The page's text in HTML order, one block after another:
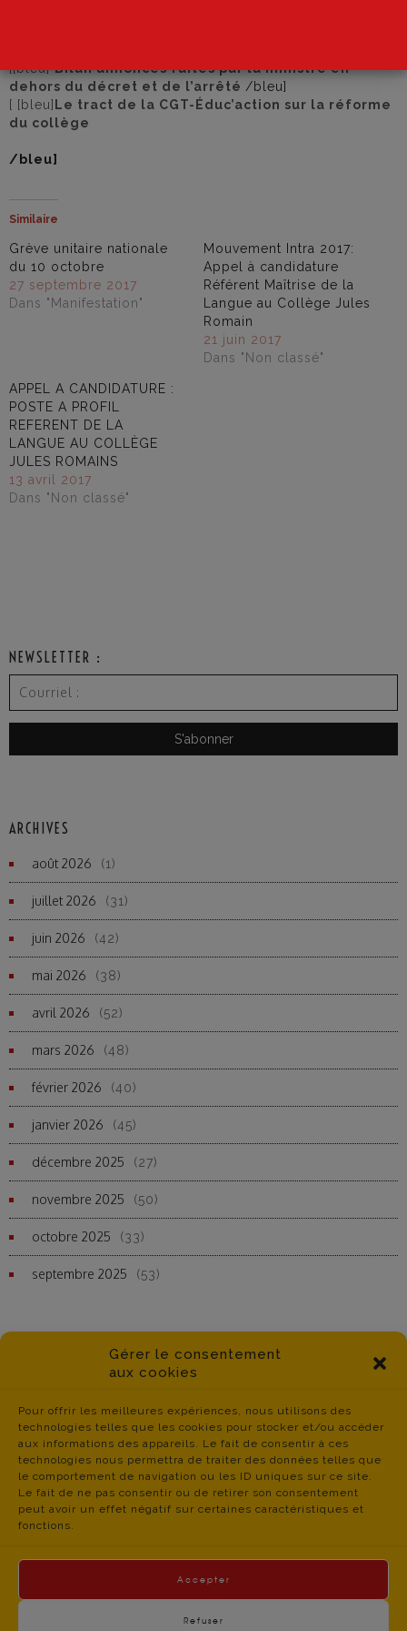
Gérer le consentement
aux cookies
Pour offrir les meilleures expériences, nous utilisons des
technologies telles que les cookies pour stocker et/ou accéder
aux informations des appareils. Le fait de consentir à ces
technologies nous permettra de traiter des données telles que
le comportement de navigation ou les ID uniques sur ce site.
Le fait de ne pas consentir ou de retirer son consentement
peut avoir un effet négatif sur certaines caractéristiques et
fonctions.
Accepter
Refuser
[[bleu]Bilan annonces faites par la ministre en
dehors du décret et de l’arrêté /bleu]
[ [bleu] Le tract de la CGT-Éduc’action sur la réforme
du collège
/bleu]
Similaire
Grève unitaire nationale
du 10 octobre
27 septembre 2017
Dans "Manifestation"
Mouvement Intra 2017:
Appel à candidature
Référent Maîtrise de la
Langue au Collège Jules
Romain
21 juin 2017
Dans "Non classé"
APPEL A CANDIDATURE :
POSTE A PROFIL
REFERENT DE LA
LANGUE AU COLLÈGE
JULES ROMAINS
13 avril 2017
Dans "Non classé"
NEWSLETTER :
ARCHIVES
août 2026 (1)
juillet 2026 (31)
juin 2026 (42)
mai 2026 (38)
avril 2026 (52)
mars 2026 (48)
février 2026 (40)
janvier 2026 (45)
décembre 2025 (27)
novembre 2025 (50)
octobre 2025 (33)
septembre 2025 (53)